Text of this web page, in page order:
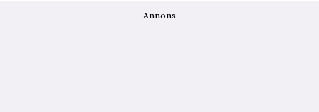
Annons